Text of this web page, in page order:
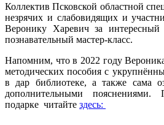
Коллектив Псковской областной
незрячих и слабовидящих и
Веронику Харевич за интересный
познавательный мастер-класс.
Напомним, что в 2022 году
методических пособия с
в дар библиотеке, а также сама
дополнительными пояснениями.
подарке читайте здесь: